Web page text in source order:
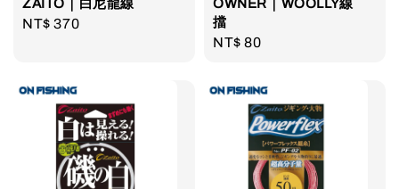
ZAITO｜白尼龍線
Regular
NT$ 370
OWNER｜WOOLLY線
擋
Regular
NT$ 80